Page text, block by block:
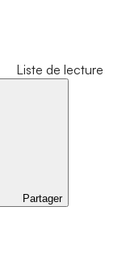
Liste de lecture
Partager